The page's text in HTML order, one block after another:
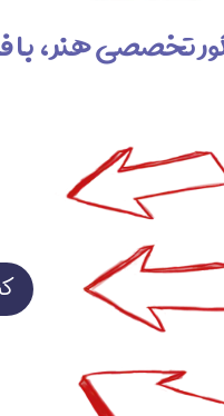
تخصصی هنر، با